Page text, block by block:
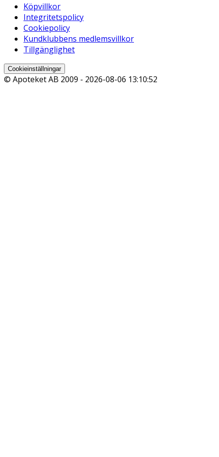
Köpvillkor
Integritetspolicy
Cookiepolicy
Kundklubbens medlemsvillkor
Tillgänglighet
Cookieinställningar
© Apoteket AB 2009 - 2026-08-06 13:10:52